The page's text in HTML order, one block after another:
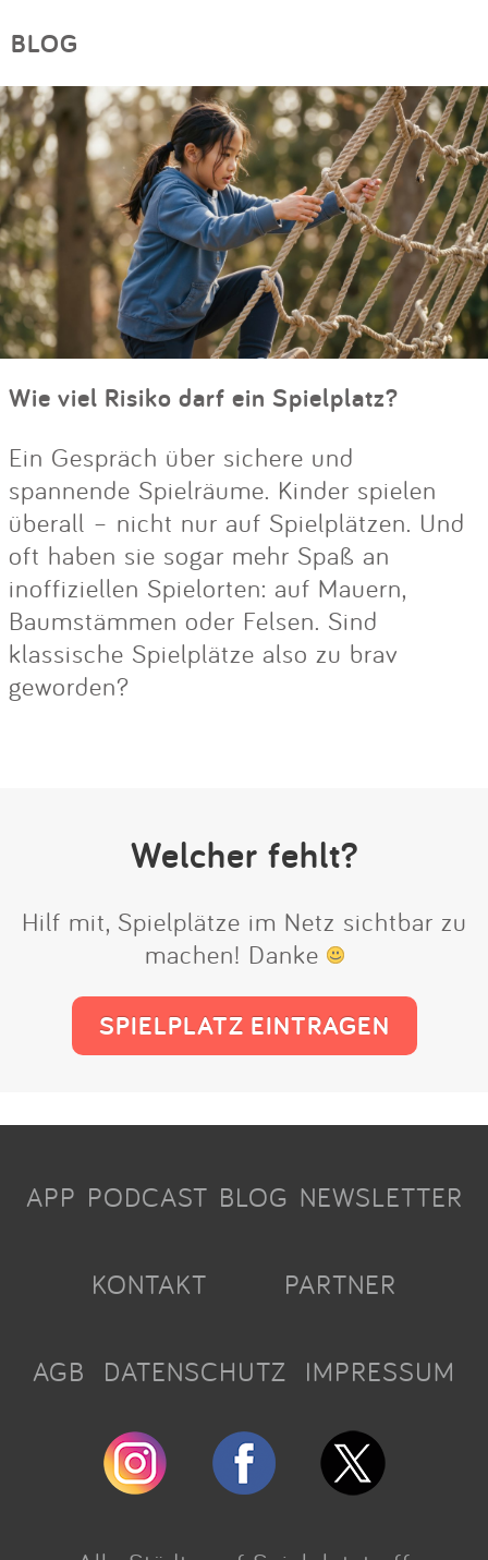
BLOG
Wie viel Risiko darf ein Spielplatz?
Ein Gespräch über sichere und
spannende Spielräume. Kinder spielen
überall – nicht nur auf Spielplätzen. Und
oft haben sie sogar mehr Spaß an
inoffiziellen Spielorten: auf Mauern,
Baumstämmen oder Felsen. Sind
klassische Spielplätze also zu brav
geworden?
Welcher fehlt?
Hilf mit, Spielplätze im Netz sichtbar zu
machen! Danke
SPIELPLATZ EINTRAGEN
APP PODCAST BLOG NEWSLETTER
KONTAKT PARTNER
AGB DATENSCHUTZ IMPRESSUM